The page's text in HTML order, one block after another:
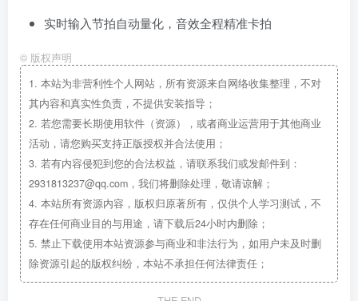
实时输入节拍自动量化，音效全程精准卡拍
© 版权声明
1. 本站为非营利性个人网站，所有资源来自网络收集整理，不对
其内容和真实性负责，不提供安装指导；
2. 若您需要长期使用软件（资源），或者商业运营用于其他商业
活动，请您购买支持正版授权并合法使用；
3. 若有内容侵犯到您的合法权益，请联系我们或发邮件到：
2931813237@qq.com，我们将删除处理，敬请谅解；
4. 本站所有资源内容，版权归原著所有，仅供个人学习测试，不
存在任何商业目的与用途，请下载后24小时内删除；
5. 禁止下载使用本站资源参与商业和非法行为，如用户未及时删
除资源引起的版权纠纷，本站不承担任何法律责任；